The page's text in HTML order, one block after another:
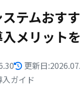
テムおす
メリット
更新日
入ガイド